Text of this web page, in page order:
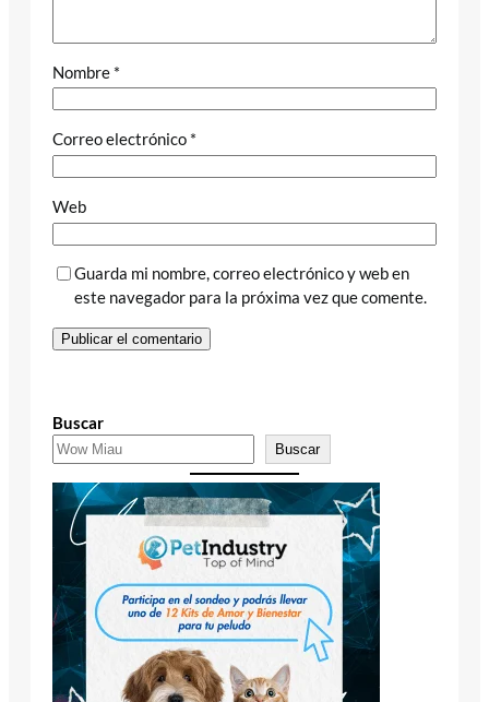
Nombre *
Correo electrónico *
Web
Guarda mi nombre, correo electrónico y web en
este navegador para la próxima vez que comente.
Buscar
Buscar